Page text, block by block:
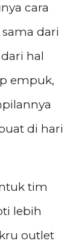
cara
dari
hal
empuk,
di hari
tim
lebih
outlet